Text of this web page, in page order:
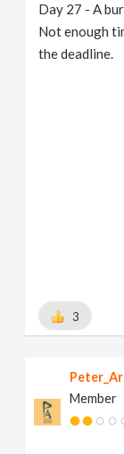
Day 27 - A
Not enough
the deadline.
3
Member